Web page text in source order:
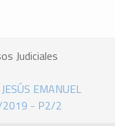
Judiciales
EMANUEL
2019 - P2/2